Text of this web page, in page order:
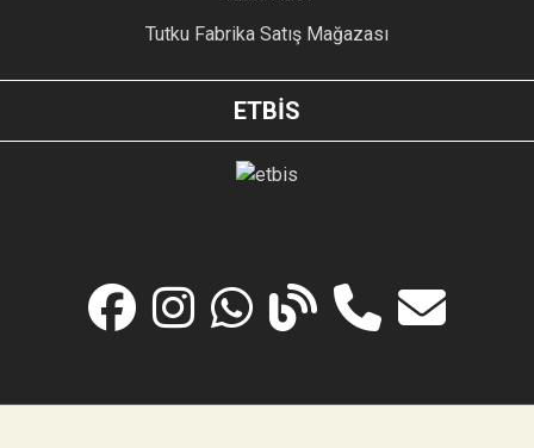
Tutku Fabrika Satış Mağazası
ETBİS